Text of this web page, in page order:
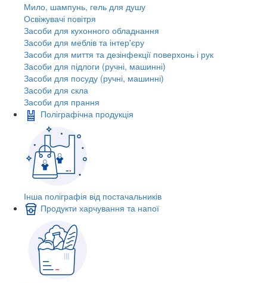
Мило, шампунь, гель для душу
Освіжувачі повітря
Засоби для кухонного обладнання
Засоби для меблів та інтер'єру
Засоби для миття та дезінфекції поверхонь і рук
Засоби для підлоги (ручні, машинні)
Засоби для посуду (ручні, машинні)
Засоби для скла
Засоби для прання
Поліграфічна продукція
Інша поліграфія від постачальників
Продукти харчування та напої